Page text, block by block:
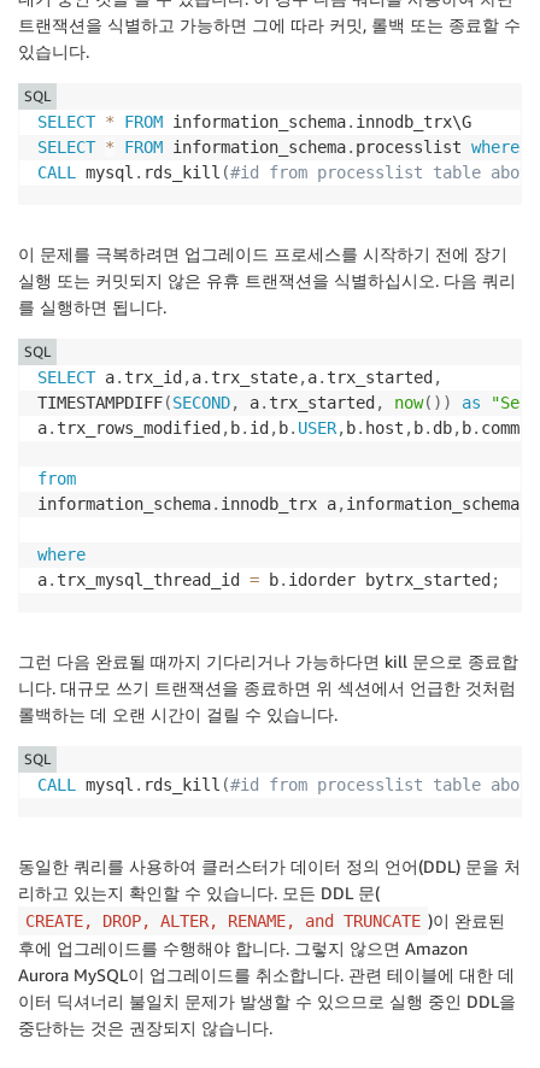
트랜잭션을 식별하고 가능하면 그에 따라 커밋, 롤백 또는 종료할 수
있습니다.
SELECT * FROM information_schema.
SELECT * FROM information_schema. processlist where
CALL
mysql . rds_kill (#id from processlist table
SQL
이 문제를 극복하려면 업그레이드 프로세스를 시작하기 전에 장기
실행 또는 커밋되지 않은 유휴 트랜잭션을 식별하십시오. 다음 쿼리
를 실행하면 됩니다.
SELECT a. trx_id ,a. trx_state,a. trx_started ,
TIMESTAMPDIFF(SECOND, a. trx_started , now( ) ) as
a. trx_rows_modified , b. id , b. USER, b. host , b. db, b.
from
information_schema. innodb_trx a,information_schema
where
a. trx_mysql_thread_id = b. idorder bytrx_started ;
SQL
그런 다음 완료될 때까지 기다리거나 가능하다면 kill 문으로 종료합
니다. 대규모 쓰기 트랜잭션을 종료하면 위 섹션에서 언급한 것처럼
롤백하는 데 오랜 시간이 걸릴 수 있습니다.
CALL mysql . rds_kill (#id from processlist table
SQL
동일한 쿼리를 사용하여 클러스터가 데이터 정의 언어(DDL) 문을 처
리하고 있는지 확인할 수 있습니다. 모든 DDL 문(
CREATE, DROP, ALTER, RENAME, and TRUNCATE )이 완료된
후에 업그레이드를 수행해야 합니다. 그렇지 않으면 Amazon
Aurora MySQL이 업그레이드를 취소합니다. 관련 테이블에 대한 데
이터 딕셔너리 불일치 문제가 발생할 수 있으므로 실행 중인 DDL을
중단하는 것은 권장되지 않습니다.